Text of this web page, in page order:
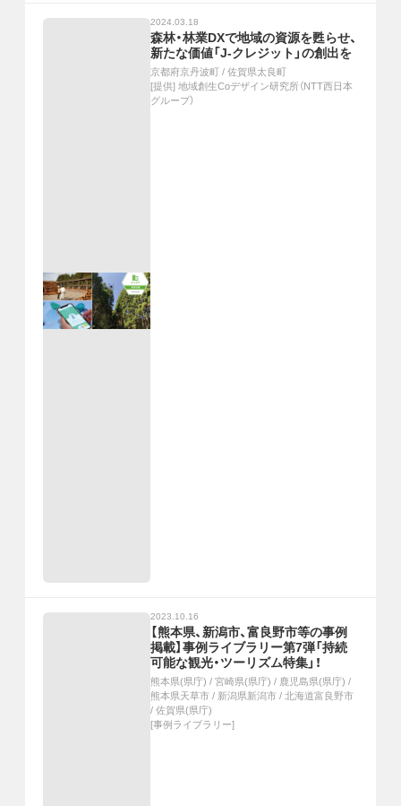
2024.03.18
森林・林業DXで地域の資源を甦らせ、
新たな価値「J‐クレジット」の創出を
京都府京丹波町 / 佐賀県太良町
[提供] 地域創生Coデザイン研究所（NTT西日本
グループ）
2023.10.16
【熊本県、新潟市、富良野市等の事例
掲載】事例ライブラリー第7弾「持続
可能な観光・ツーリズム特集」！
熊本県(県庁) / 宮崎県(県庁) / 鹿児島県(県庁) /
熊本県天草市 / 新潟県新潟市 / 北海道富良野市
/ 佐賀県(県庁)
[事例ライブラリー]